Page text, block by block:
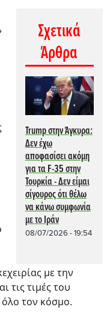
Σχετικά
Άρθρα
Trump στην Άγκυρα:
Δεν έχω
αποφασίσει ακόμη
για τα F-35 στην
Τουρκία - Δεν είμαι
σίγουρος ότι θέλω
να κάνω συμφωνία
με το Ιράν
08/07/2026 - 19:54
με την
τις τιμές του
όλο τον κόσμο.